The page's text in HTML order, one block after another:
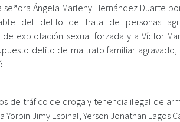
señora Ángela Marleny Hernández Duarte
del delito de trata de personas
de explotación sexual forzada y a Víctor
delito de maltrato familiar agravado,
de tráfico de droga y tenencia ilegal de
Jimy Espinal, Yerson Jonathan Lagos